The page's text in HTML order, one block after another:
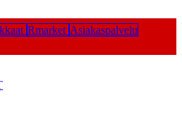
Rmarket Asiakaspalvelu